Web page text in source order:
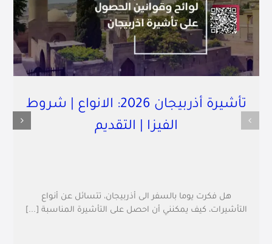
تأشيرة أذربيجان 2026: الانواع | شروط
الفيزا | التقديم
هل فكرت يوما بالسفر الى أذربيجان، تتسائل عن أنواع
التأشيرات، كيف يمكنني أن احصل على التأشيرة المناسبة [...]